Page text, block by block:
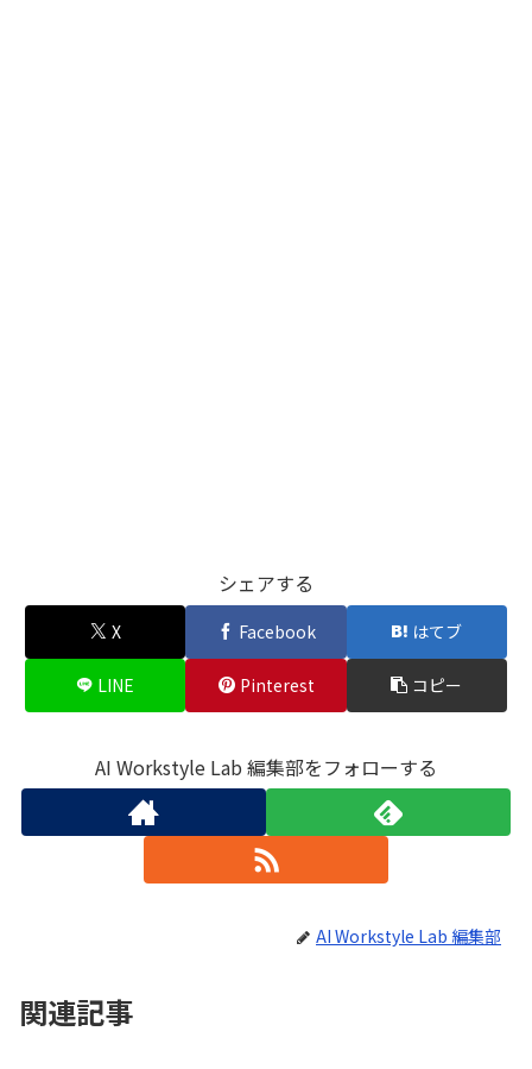
シェアする
X Facebook はてブ
LINE Pinterest コピー
AI Workstyle Lab 編集部をフォローする
AI Workstyle Lab 編集部
関連記事